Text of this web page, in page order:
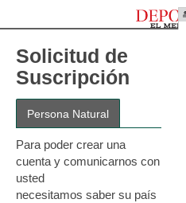
Solicitud de
Suscripción
Para poder crear una
cuenta y comunicarnos con
usted
necesitamos saber su país